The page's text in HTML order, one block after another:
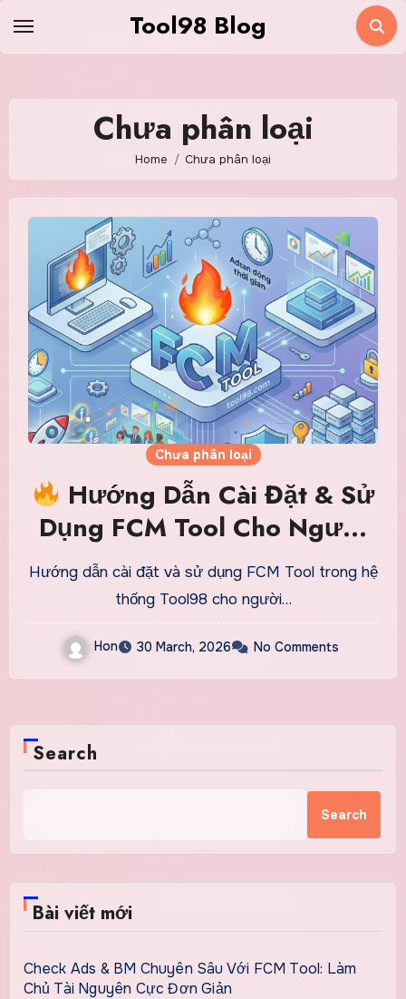
Tool98 Blog
Chưa phân loại
Home Chưa phân loại
Chưa phân loại
Hướng Dẫn Cài Đặt & Sử
Dụng FCM Tool Cho Người
Mới (Chi Tiết A–Z)
Hướng dẫn cài đặt và sử dụng FCM Tool trong hệ
thống Tool98 cho người…
Hon 30 March, 2026 No Comments
Search
Search
Bài viết mới
Check Ads & BM Chuyên Sâu Với FCM Tool: Làm
Chủ Tài Nguyên Cực Đơn Giản